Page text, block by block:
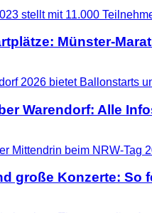
Münster-
Warendorf: Alle
große Konzerte: So